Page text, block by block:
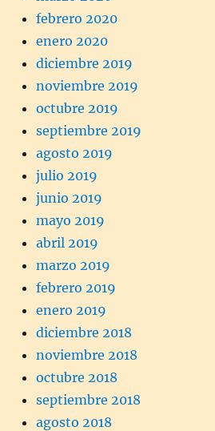
febrero 2020
enero 2020
diciembre 2019
noviembre 2019
octubre 2019
septiembre 2019
agosto 2019
julio 2019
junio 2019
mayo 2019
abril 2019
marzo 2019
febrero 2019
enero 2019
diciembre 2018
noviembre 2018
octubre 2018
septiembre 2018
agosto 2018